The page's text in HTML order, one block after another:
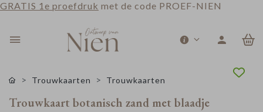
GRATIS 1e proefdruk met de code PROEF-NIEN
Trouwkaarten Trouwkaarten
Trouwkaart botanisch zand met blaadje